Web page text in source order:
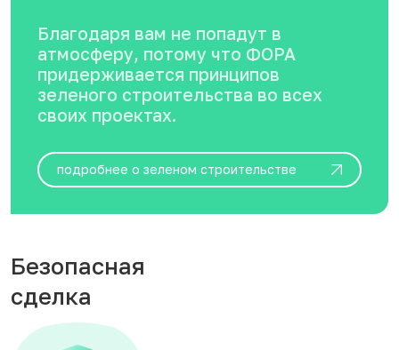
Благодаря вам не попадут в
атмосферу, потому что ФОРА
придерживается принципов
зеленого строительства во всех
своих проектах.
подробнее о зеленом строительстве
Безопасная
сделка